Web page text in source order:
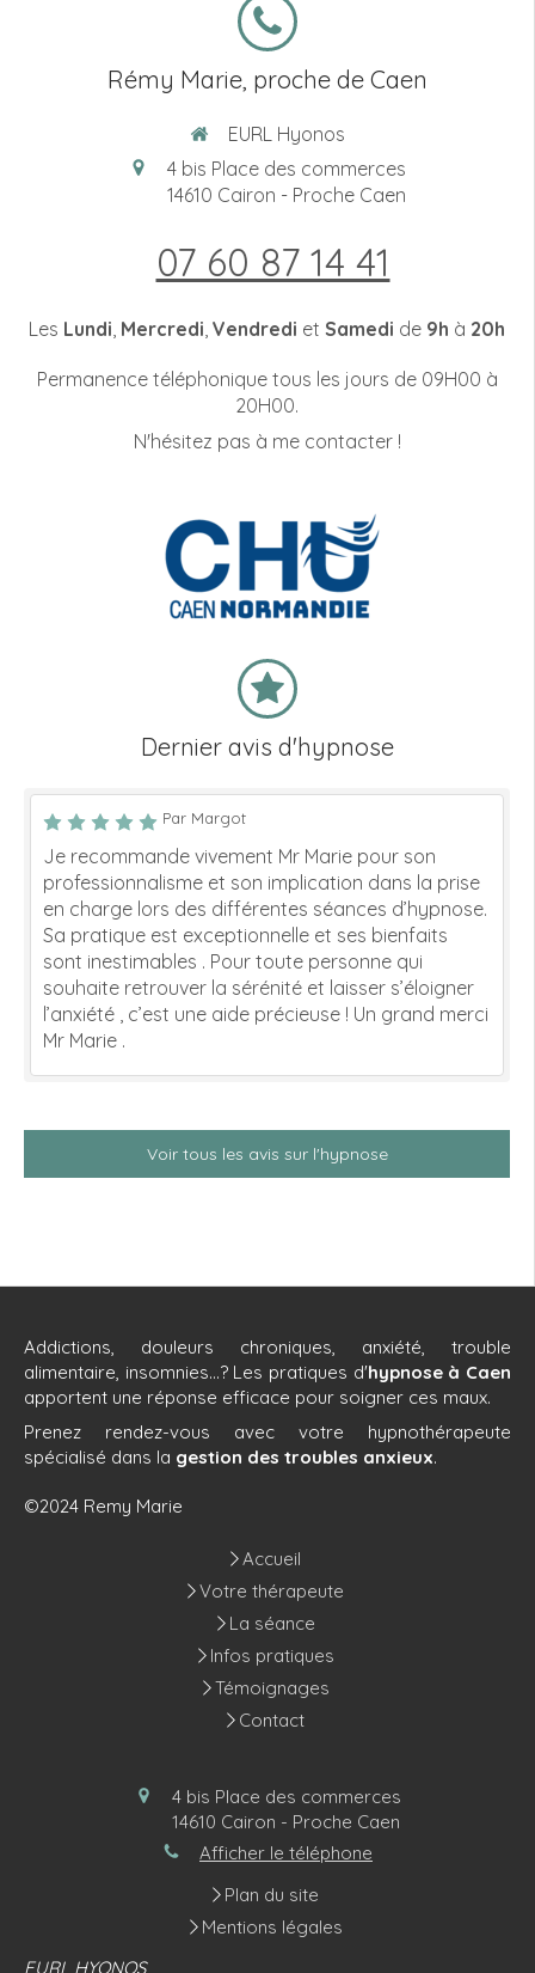
Rémy Marie, proche de Caen
EURL Hyonos
4 bis Place des commerces
14610 Cairon - Proche Caen
07 60 87 14 41
Les Lundi Mercredi Vendredi et Samedi de 9h à 20h
Permanence téléphonique tous les jours de 09H00 à
20H00.
N'hésitez pas à me contacter !
Dernier avis d'hypnose
Par Margot
Je recommande vivement Mr Marie pour son
professionnalisme et son implication dans la prise
en charge lors des différentes séances d’hypnose.
Sa pratique est exceptionnelle et ses bienfaits
sont inestimables . Pour toute personne qui
souhaite retrouver la sérénité et laisser s’éloigner
l’anxiété , c’est une aide précieuse ! Un grand merci
Mr Marie .
Voir tous les avis sur l'hypnose
Addictions, douleurs chroniques, anxiété, trouble
alimentaire, insomnies...? Les pratiques d'hypnose à Caen
apportent une réponse efficace pour soigner ces maux.
Prenez rendez-vous avec votre hypnothérapeute
spécialisé dans la gestion des troubles anxieux.
©2024 Remy Marie
Accueil
Votre thérapeute
La séance
Infos pratiques
Témoignages
Contact
4 bis Place des commerces
14610 Cairon - Proche Caen
Afficher le téléphone
Plan du site
Mentions légales
EURL HYONOS